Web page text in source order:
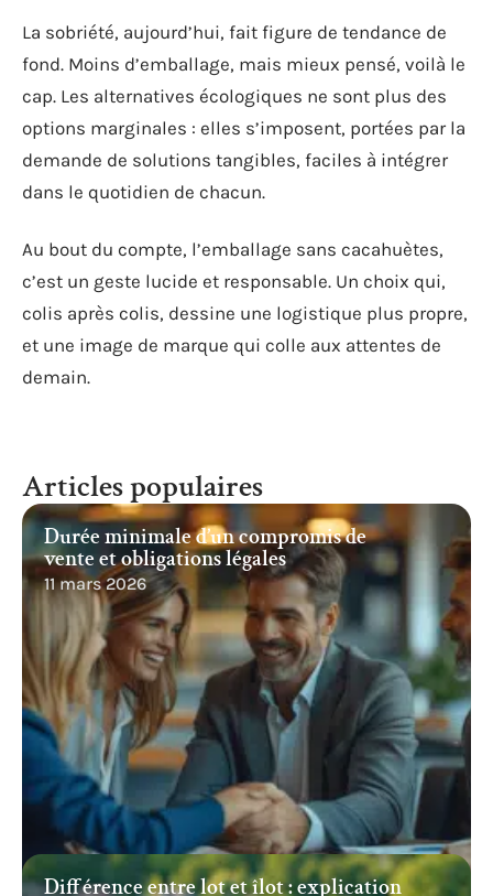
La sobriété, aujourd’hui, fait figure de tendance de
fond. Moins d’emballage, mais mieux pensé, voilà le
cap. Les alternatives écologiques ne sont plus des
options marginales : elles s’imposent, portées par la
demande de solutions tangibles, faciles à intégrer
dans le quotidien de chacun.
Au bout du compte, l’emballage sans cacahuètes,
c’est un geste lucide et responsable. Un choix qui,
colis après colis, dessine une logistique plus propre,
et une image de marque qui colle aux attentes de
demain.
Articles populaires
Durée minimale d’un compromis de
vente et obligations légales
11 mars 2026
Différence entre lot et îlot : explication